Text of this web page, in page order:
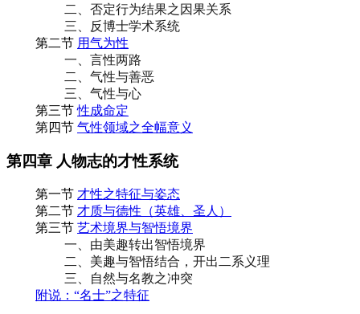
二、否定行为结果之因果关系
三、反博士学术系统
第二节 用气为性
一、言性两路
二、气性与善恶
三、气性与心
第三节性成命定
第四节 气性领域之全幅意义
第四章 人物志的才性系统
第一节 才性之特征与姿态
第二节 才质与德性（英雄、圣人）
第三节 艺术境界与智悟境界
一、由美趣转出智悟境界
二、美趣与智悟结合，开出二系义理
三、自然与名教之冲突
附说：“名士”之特征